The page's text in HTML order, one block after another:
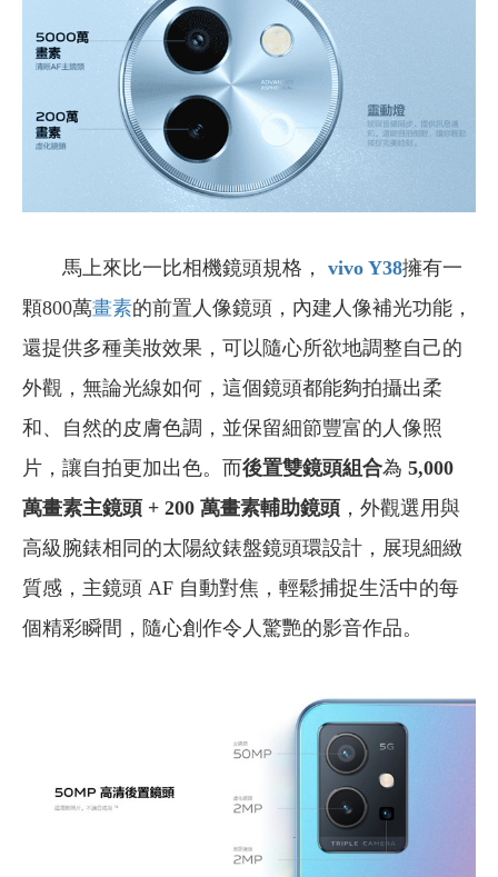
馬上來比一比相機鏡頭規格， vivo Y38擁有一
顆800萬畫素的前置人像鏡頭，內建人像補光功能，
還提供多種美妝效果，可以隨心所欲地調整自己的
外觀，無論光線如何，這個鏡頭都能夠拍攝出柔
和、自然的皮膚色調，並保留細節豐富的人像照
片，讓自拍更加出色。而後置雙鏡頭組合為 5,000
萬畫素主鏡頭 + 200 萬畫素輔助鏡頭 ，外觀選用與
高級腕錶相同的太陽紋錶盤鏡頭環設計，展現細緻
質感，主鏡頭 AF 自動對焦，輕鬆捕捉生活中的每
個精彩瞬間，隨心創作令人驚艷的影音作品。